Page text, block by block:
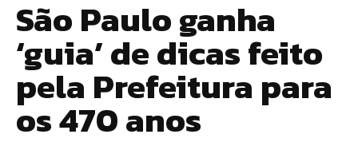
São Paulo ganha
‘guia’ de dicas feito
pela Prefeitura para
os 470 anos